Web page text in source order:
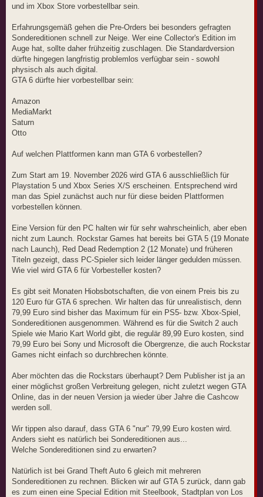
und im Xbox Store vorbestellbar sein.
Erfahrungsgemäß gehen die Pre-Orders bei besonders gefragten
Sondereditionen schnell zur Neige. Wer eine Collector's Edition im
Auge hat, sollte daher frühzeitig zuschlagen. Die Standardversion
dürfte hingegen langfristig problemlos verfügbar sein - sowohl
physisch als auch digital.
GTA 6 dürfte hier vorbestellbar sein:
Amazon
MediaMarkt
Saturn
Otto
Auf welchen Plattformen kann man GTA 6 vorbestellen?
Zum Start am 19. November 2026 wird GTA 6 ausschließlich für
Playstation 5 und Xbox Series X/S erscheinen. Entsprechend wird
man das Spiel zunächst auch nur für diese beiden Plattformen
vorbestellen können.
Eine Version für den PC halten wir für sehr wahrscheinlich, aber eben
nicht zum Launch. Rockstar Games hat bereits bei GTA 5 (19 Monate
nach Launch), Red Dead Redemption 2 (12 Monate) und früheren
Titeln gezeigt, dass PC-Spieler sich leider länger gedulden müssen.
Wie viel wird GTA 6 für Vorbesteller kosten?
Es gibt seit Monaten Hiobsbotschaften, die von einem Preis bis zu
120 Euro für GTA 6 sprechen. Wir halten das für unrealistisch, denn
79,99 Euro sind bisher das Maximum für ein PS5- bzw. Xbox-Spiel,
Sondereditionen ausgenommen. Während es für die Switch 2 auch
Spiele wie Mario Kart World gibt, die regulär 89,99 Euro kosten, sind
79,99 Euro bei Sony und Microsoft die Obergrenze, die auch Rockstar
Games nicht einfach so durchbrechen könnte.
Aber möchten das die Rockstars überhaupt? Dem Publisher ist ja an
einer möglichst großen Verbreitung gelegen, nicht zuletzt wegen GTA
Online, das in der neuen Version ja wieder über Jahre die Cashcow
werden soll.
Wir tippen also darauf, dass GTA 6 "nur" 79,99 Euro kosten wird.
Anders sieht es natürlich bei Sondereditionen aus...
Welche Sondereditionen sind zu erwarten?
Natürlich ist bei Grand Theft Auto 6 gleich mit mehreren
Sondereditionen zu rechnen. Blicken wir auf GTA 5 zurück, dann gab
es zum einen eine Special Edition mit Steelbook, Stadtplan von Los